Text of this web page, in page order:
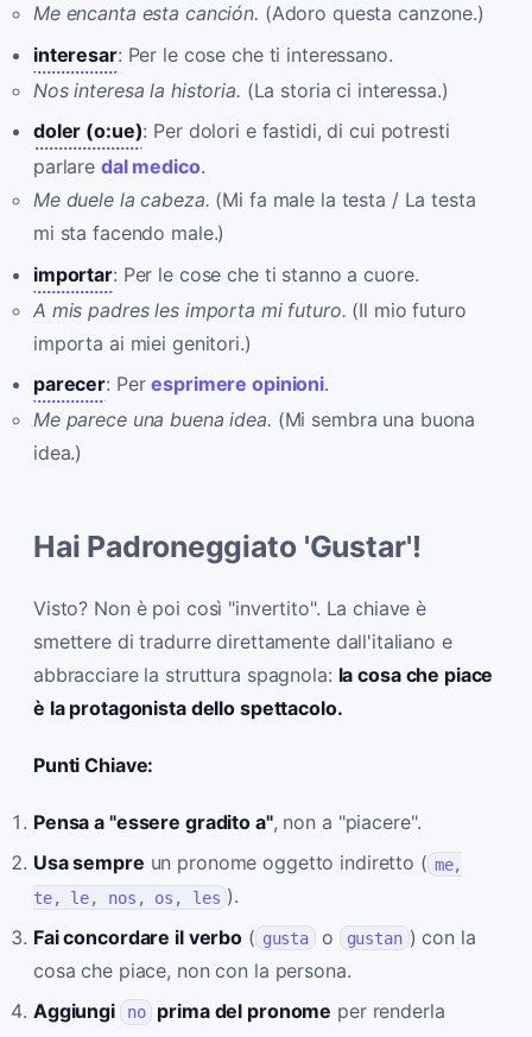
Me encanta esta canción. (Adoro questa canzone.)
interesar: Per le cose che ti interessano.
Nos interesa la historia. (La storia ci interessa.)
doler (o:ue): Per dolori e fastidi, di cui potresti
parlare dal medico.
Me duele la cabeza. (Mi fa male la testa / La testa
mi sta facendo male.)
importar: Per le cose che ti stanno a cuore.
A mis padres les importa mi futuro. (Il mio futuro
importa ai miei genitori.)
parecer: Peresprimere opinioni.
Me parece una buena idea. (Mi sembra una buona
idea.)
Hai Padroneggiato 'Gustar'!
Visto? Non è poi così "invertito". La chiave è
smettere di tradurre direttamente dall'italiano e
abbracciare la struttura spagnola: la cosa che piace
è la protagonista dello spettacolo.
Punti Chiave:
Pensa a "essere gradito a", non a "piacere".
Usa sempre un pronome oggetto indiretto ( me,
te, le, nos, os, les ).
Fai concordare il verbo ( gusta o gustan ) con la
cosa che piace, non con la persona.
Aggiungi
no prima del pronome per renderla